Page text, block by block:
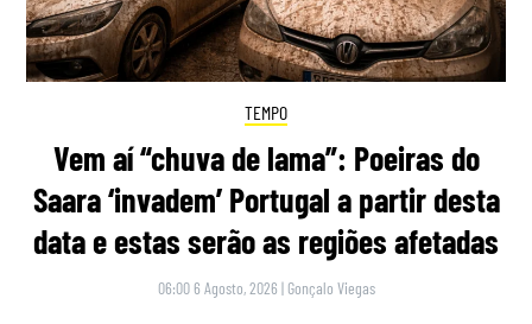
TEMPO
Vem aí “chuva de lama”: Poeiras do
Saara ‘invadem’ Portugal a partir desta
data e estas serão as regiões afetadas
06:00 6 Agosto, 2026 | Gonçalo Viegas